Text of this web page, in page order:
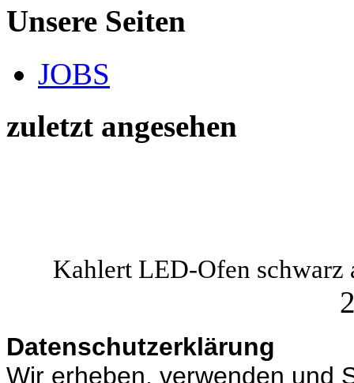
Unsere Seiten
JOBS
zuletzt angesehen
Kahlert LED-Ofen
Datenschutzerklärung
Wir erheben, verwenden und